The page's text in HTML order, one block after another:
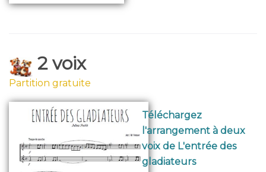
2 voix
Partition gratuite
Téléchargez
l'arrangement à deux
voix de L'entrée des
gladiateurs